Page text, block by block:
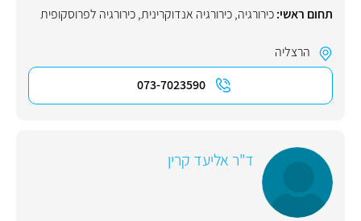
תחום ראשי:כירורגיה,כירורגיה אנדוקרינית,כירורגיה לפרוסקופית
הרצליה
073-7023590
ד"ר אליעד קרין